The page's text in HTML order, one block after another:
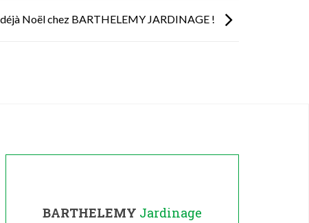
déjà Noël chez BARTHELEMY JARDINAGE !
BARTHELEMY Jardinage